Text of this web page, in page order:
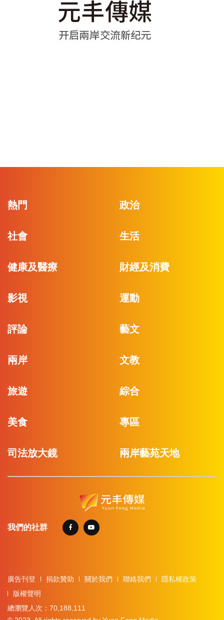
熱門 政治
社會 生活
健康及醫療 財經及消費
影視 運動
評論 藝文
兩岸 文教
旅遊 綜合
美食 專區
司法放大鏡 兩岸藝苑天地
我們的社群
廣告刊登 捐款贊助 關於我們 聯絡我們
隱私權政策
版權聲明
總瀏覽人次：70,188,111